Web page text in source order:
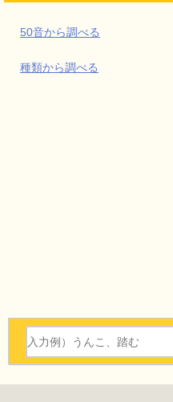
50音から調べる
種類から調べる